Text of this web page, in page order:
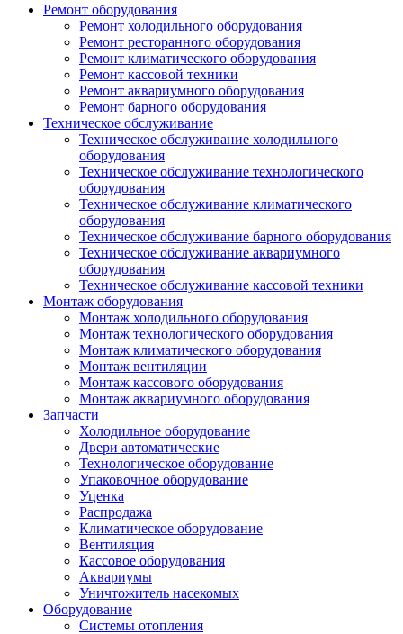
Ремонт оборудования
Ремонт холодильного оборудования
Ремонт ресторанного оборудования
Ремонт климатического оборудования
Ремонт кассовой техники
Ремонт аквариумного оборудования
Ремонт барного оборудования
Техническое обслуживание
Техническое обслуживание холодильного
оборудования
Техническое обслуживание технологического
оборудования
Техническое обслуживание климатического
оборудования
Техническое обслуживание барного оборудования
Техническое обслуживание аквариумного
оборудования
Техническое обслуживание кассовой техники
Монтаж оборудования
Монтаж холодильного оборудования
Монтаж технологического оборудования
Монтаж климатического оборудования
Монтаж вентиляции
Монтаж кассового оборудования
Монтаж аквариумного оборудования
Запчасти
Холодильное оборудование
Двери автоматические
Технологическое оборудование
Упаковочное оборудование
Уценка
Распродажа
Климатическое оборудование
Вентиляция
Кассовое оборудования
Аквариумы
Уничтожитель насекомых
Оборудование
Системы отопления